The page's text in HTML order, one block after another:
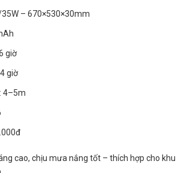
– 670×530×30mm
giờ
giờ
4–5m
cao, chịu mưa nắng tốt – thích hợp cho khu